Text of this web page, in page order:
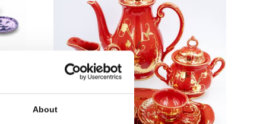
About